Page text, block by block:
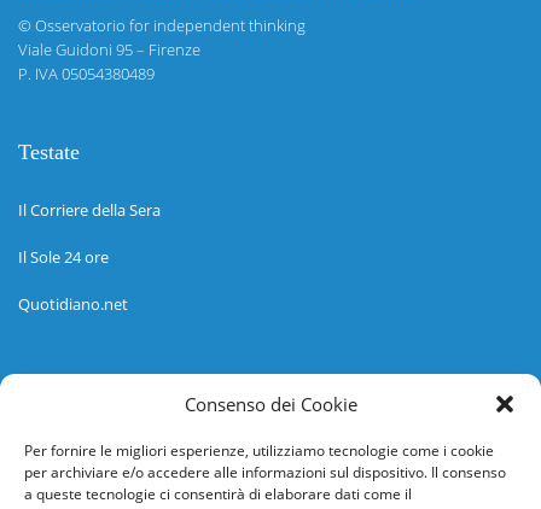
Consenso dei Cookie
Per fornire le migliori esperienze, utilizziamo tecnologie come i cookie
per archiviare e/o accedere alle informazioni sul dispositivo. Il consenso
a queste tecnologie ci consentirà di elaborare dati come il
©Osservatorio for independent thinking
Viale Guidoni 95 – Firenze
P. IVA 05054380489
Testate
Il Corriere della Sera
Il Sole 24 ore
Quotidiano.net
Informazioni
Help desk